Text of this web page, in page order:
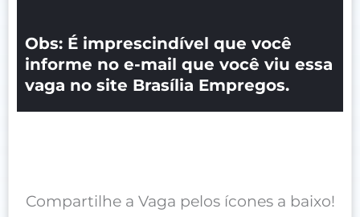
Obs: É imprescindível que você
informe no e-mail que você viu essa
vaga no site Brasília Empregos.
Compartilhe a Vaga pelos ícones a baixo!